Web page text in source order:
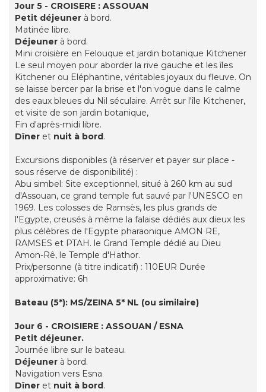
Jour 5 - CROISERE : ASSOUAN
Petit déjeuner à bord.
Matinée libre.
Déjeuner à bord.
Mini croisière en Felouque et jardin botanique Kitchener
Le seul moyen pour aborder la rive gauche et les îles
Kitchener ou Eléphantine, véritables joyaux du fleuve. On
se laisse bercer par la brise et l'on vogue dans le calme
des eaux bleues du Nil séculaire. Arrêt sur l'île Kitchener,
et visite de son jardin botanique,
Fin d'après-midi libre.
Dîner et nuit à bord .
Excursions disponibles (à réserver et payer sur place -
sous réserve de disponibilité) :
Abu simbel: Site exceptionnel, situé à 260 km au sud
d'Assouan, ce grand temple fut sauvé par l'UNESCO en
1969. Les colosses de Ramsès, les plus grands de
l'Egypte, creusés à même la falaise dédiés aux dieux les
plus célèbres de l'Egypte pharaonique AMON RE,
RAMSES et PTAH. le Grand Temple dédié au Dieu
Amon-Rê, le Temple d'Hathor.
Prix/personne (à titre indicatif) : 110EUR Durée
approximative: 6h
Bateau (5*): MS/ZEINA 5* NL (ou similaire)
Jour 6 - CROISIERE : ASSOUAN / ESNA
Petit déjeuner.
Journée libre sur le bateau.
Déjeuner à bord.
Navigation vers Esna
Dîner et nuit à bord .